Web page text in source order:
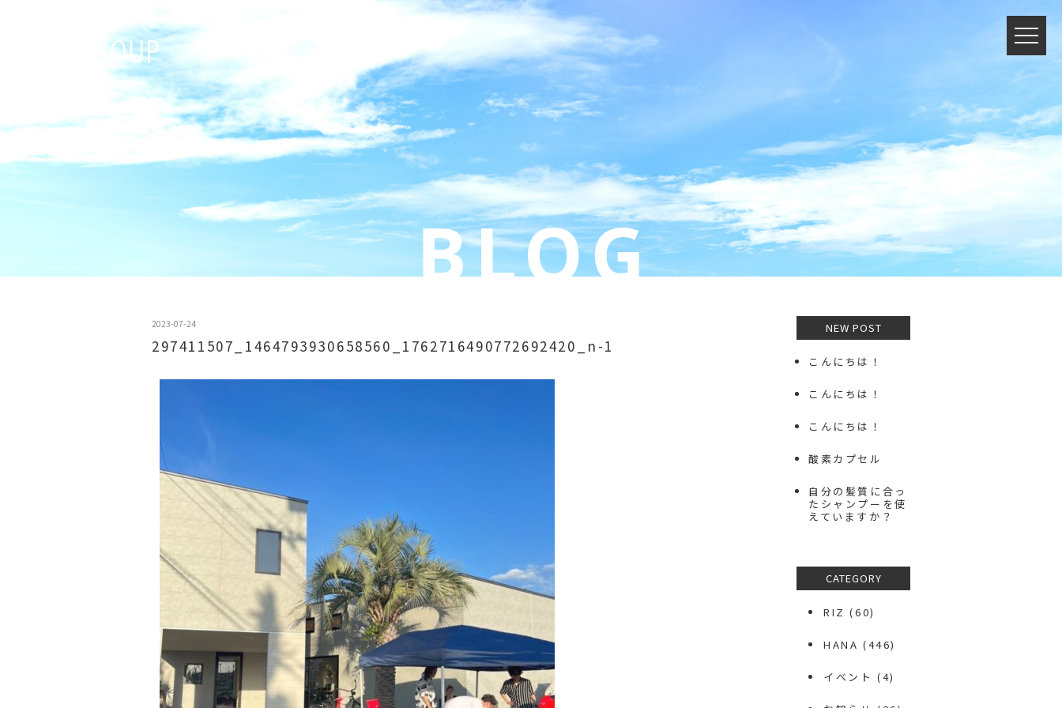
2023-07-24
297411507_1464793930658560_1762716490772692420_n-1
NEW POST
こんにちは！
こんにちは！
こんにちは！
酸素カプセル
自分の髪質に合っ
たシャンプーを使
えていますか？
CATEGORY
RIZ (60)
HANA (446)
イベント (4)